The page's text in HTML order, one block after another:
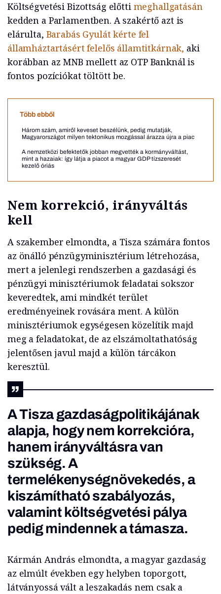
Költségvetési Bizottság előtti meghallgatásán
kedden a Parlamentben. A szakértő azt is
elárulta, Barabás Gyulát kérte fel
államháztartásért felelős államtitkárnak, aki
korábban az MNB mellett az OTP Banknál is
fontos pozíciókat töltött be.
Több ebből
Három szám, amiről keveset beszélünk, pedig mutatják,
Magyarországot milyen tektonikus mozgással árazza újra a piac
A nemzetközi befektetők jobban megvették a kormányváltást,
mint a hazaiak: így látja a piacot a magyar GDP tízszeresét
kezelő óriás
Nem korrekció, irányváltás
kell
A szakember elmondta, a Tisza számára fontos
az önálló pénzügyminisztérium létrehozása,
mert a jelenlegi rendszerben a gazdasági és
pénzügyi minisztériumok feladatai sokszor
keveredtek, ami mindkét terület
eredményeinek rovására ment. A külön
minisztériumok egységesen közelítik majd
meg a feladatokat, de az elszámoltathatóság
jelentősen javul majd a külön tárcákon
keresztül.
A Tisza gazdaságpolitikájának
alapja, hogy nem korrekcióra,
hanem irányváltásra van
szükség. A
termelékenységnövekedés, a
kiszámítható szabályozás,
valamint költségvetési pálya
pedig mindennek a támasza.
Kármán András elmondta, a magyar gazdaság
az elmúlt években egy helyben toporgott,
látványossá vált a leszakadás nem csak a